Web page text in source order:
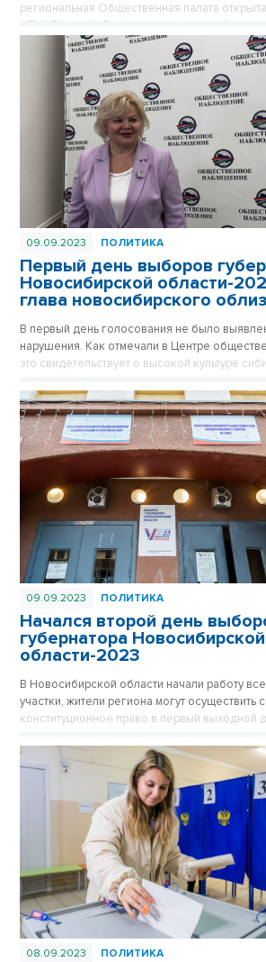
региональная Общественная палата
НГУАДИ им. А. Д. Крячкова в Новосибирске.
работают члены мониторинговой группы,
наблюдатели, представители политических
горячая линия. Особое внимание –
электронного голосования.
09.09.2023 ПОЛИТИКА
Первый день выборов
Новосибирской области-
глава новосибирского
В первый день голосования не было
нарушения. Как отмечали в Центре
это свидетельствует о высокой культуре
09.09.2023 ПОЛИТИКА
Начался второй день
губернатора Новосибирской
области-2023
В Новосибирской области начали работу
участки, жители региона могут осуществить
конституционное право в первый выходной
08.09.2023 ПОЛИТИКА